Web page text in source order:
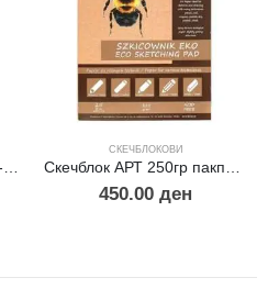
Скечблок A4 Еко Хартија-Папирус
СКЕЧБЛОКОВИ
Скечблок АРТ 250гр пакпапир хартија А4
450.00 ден